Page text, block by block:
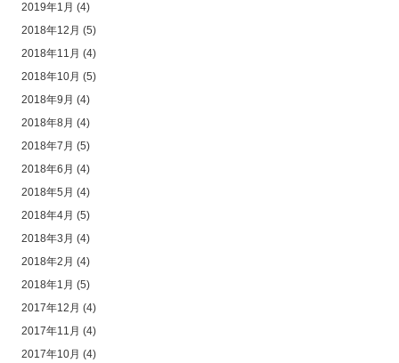
2019年1月 (4)
2018年12月 (5)
2018年11月 (4)
2018年10月 (5)
2018年9月 (4)
2018年8月 (4)
2018年7月 (5)
2018年6月 (4)
2018年5月 (4)
2018年4月 (5)
2018年3月 (4)
2018年2月 (4)
2018年1月 (5)
2017年12月 (4)
2017年11月 (4)
2017年10月 (4)